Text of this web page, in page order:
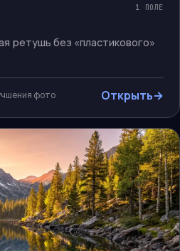
1 ПОЛЕ
ретушь без «пластикового»
фото Открыть→